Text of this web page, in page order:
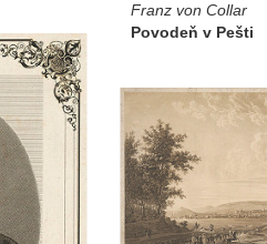
Franz von Collar
Povodeň v Pešti